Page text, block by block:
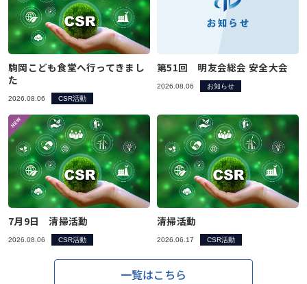
駒岡こども食堂へ行ってきまし
た
2026.08.06 CSR活動
第51回 明友会総会 安全大会
2026.08.06 お知らせ
7月9日 清掃活動
2026.08.06 CSR活動
清掃活動
2026.06.17 CSR活動
一覧はこちら